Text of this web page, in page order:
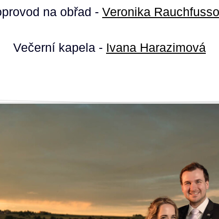
na obřad - Veronika
Večerní kapela - Ivana Harazimová